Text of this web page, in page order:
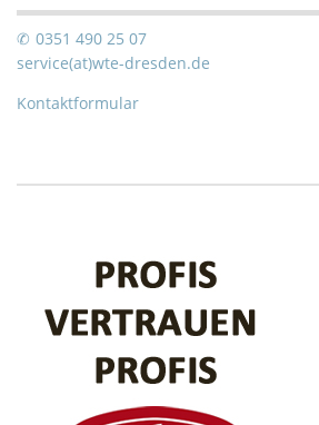
0351 490 25 07
service(at)wte-dresden.de
Kontaktformular